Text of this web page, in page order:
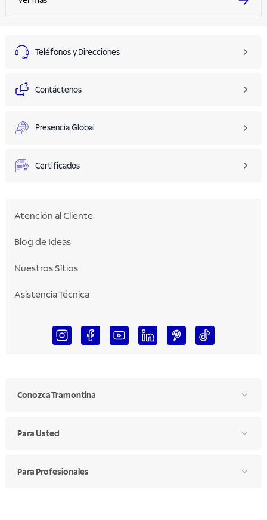
Teléfonos y Direcciones
Contáctenos
Presencia Global
Certificados
Atención al Cliente
Blog de Ideas
Nuestros Sítios
Asistencia Técnica
Conozca Tramontina
Para Usted
Para Profesionales